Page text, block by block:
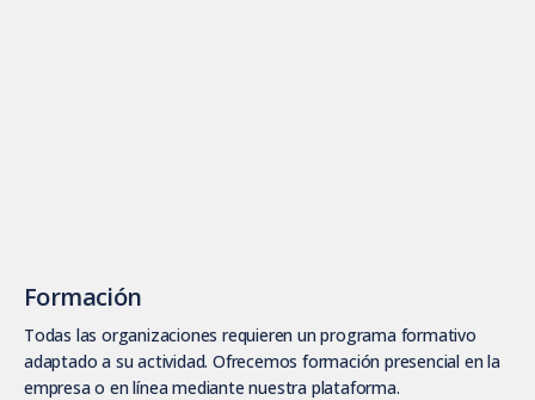
Formación
Todas las organizaciones requieren un programa formativo
adaptado a su actividad. Ofrecemos formación presencial en la
empresa o en línea mediante nuestra plataforma.